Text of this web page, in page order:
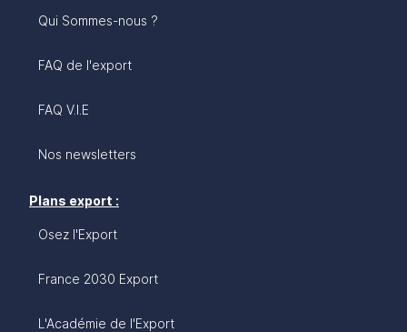
Qui Sommes-nous ?
FAQ de l'export
FAQ V.I.E
Nos newsletters
Plans export :
Osez l'Export
France 2030 Export
L'Académie de l'Export